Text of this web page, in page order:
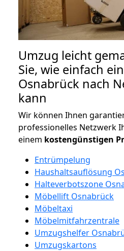
Umzug leicht
Sie, wie einfach
Osnabrück nach
kann
Wir können Ihnen
professionelles Netzwerk
einem kostengünstigen
Entrümpelung
Haushaltsauflösung
Halteverbotszone
Möbellift Osnabrück
Möbeltaxi
Möbelmitfahrzentrale
Umzugshelfer
Umzugskartons